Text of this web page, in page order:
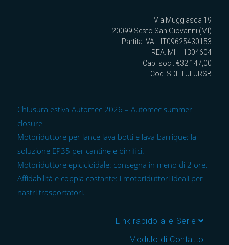
Via Muggiasca 19
20099 Sesto San Giovanni (MI)
Partita IVA: : IT09625430153
REA: MI – 1304604
Cap. soc.: €32.147,00
Cod. SDI: TULURSB
Chiusura estiva Automec 2026 – Automec summer
closure
Motoriduttore per lance lava botti e lava barrique: la
soluzione EP35 per cantine e birrifici.
Motoriduttore epicicloidale: consegna in meno di 2 ore.
Affidabilità e coppia costante: i motoriduttori ideali per
nastri trasportatori.
Link rapido alle Serie
Modulo di Contatto